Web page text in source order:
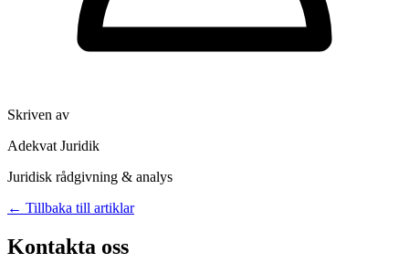
Skriven av
Adekvat Juridik
Juridisk rådgivning & analys
← Tillbaka till artiklar
Kontakta oss